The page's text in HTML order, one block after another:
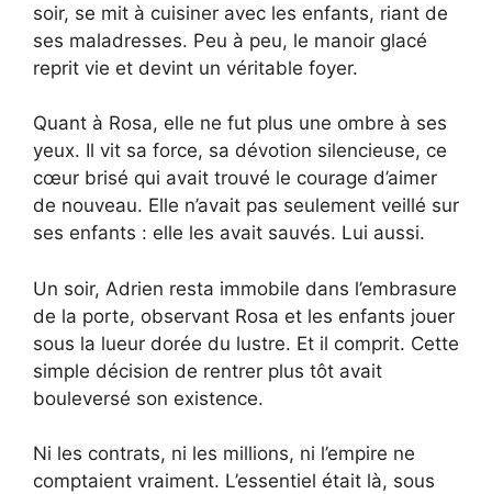
soir, se mit à cuisiner avec les enfants, riant de
ses maladresses. Peu à peu, le manoir glacé
reprit vie et devint un véritable foyer.
Quant à Rosa, elle ne fut plus une ombre à ses
yeux. Il vit sa force, sa dévotion silencieuse, ce
cœur brisé qui avait trouvé le courage d’aimer
de nouveau. Elle n’avait pas seulement veillé sur
ses enfants : elle les avait sauvés. Lui aussi.
Un soir, Adrien resta immobile dans l’embrasure
de la porte, observant Rosa et les enfants jouer
sous la lueur dorée du lustre. Et il comprit. Cette
simple décision de rentrer plus tôt avait
bouleversé son existence.
Ni les contrats, ni les millions, ni l’empire ne
comptaient vraiment. L’essentiel était là, sous